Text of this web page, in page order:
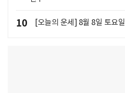
10 [오늘의 운세] 8월 8일 토요일